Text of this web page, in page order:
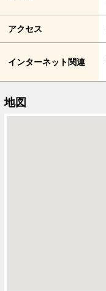
アクセス
インターネット関連
地図